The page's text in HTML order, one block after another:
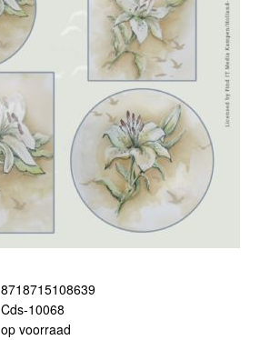
8718715108639
Cds-10068
op voorraad